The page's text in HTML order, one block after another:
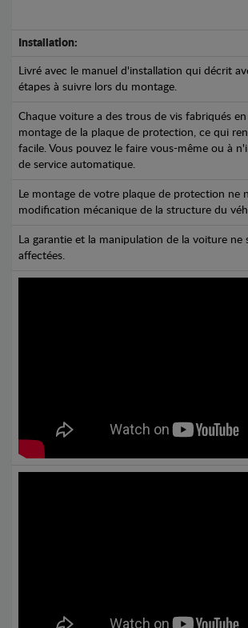
Installation:
Livré avec le manuel d'installation qui décrit
étapes à suivre lors du montage.
Chaque voiture a des trous de vis fabriqués
montage de la plaque de protection, ce qui
facile. Vous pouvez le faire vous-même ou à
de service automatique.
Le montage de votre plaque de protection ne
modification mécanique de la structure du
La garantie et la manipulation de la voiture ne
affectées.